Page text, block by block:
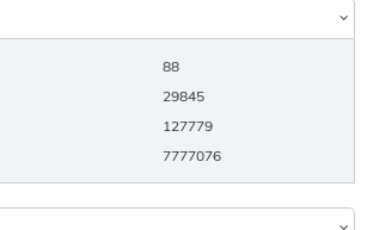
88
29845
127779
7777076